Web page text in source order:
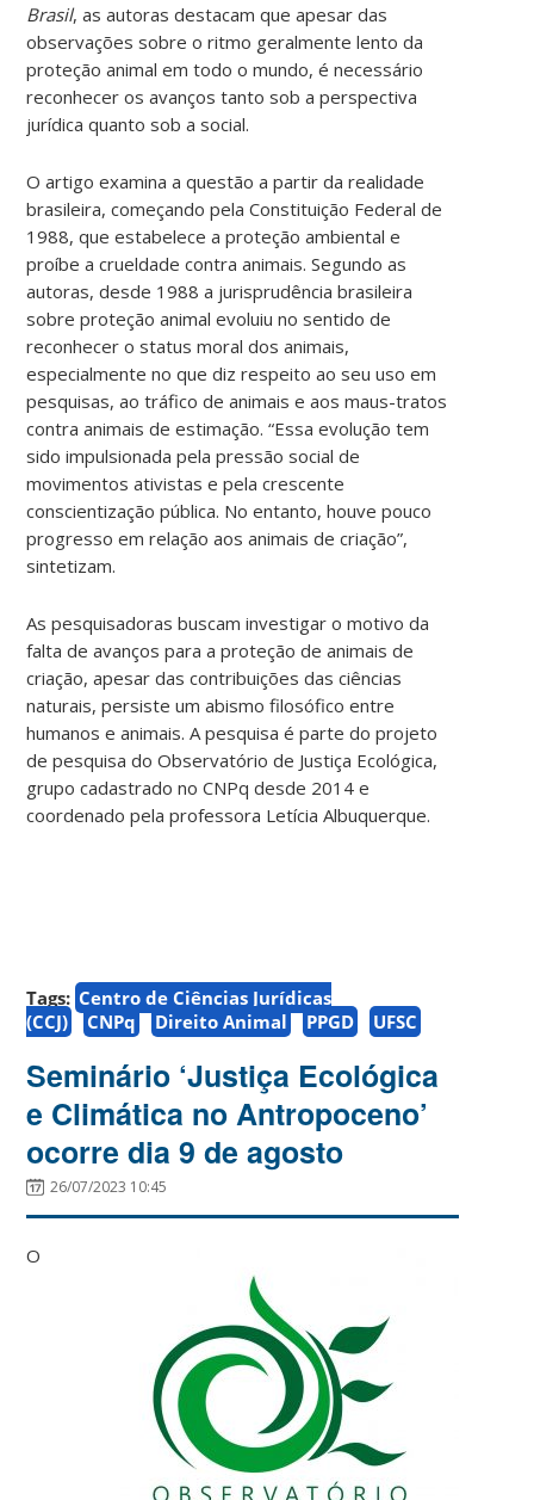
Brasil, as autoras destacam que apesar das
observações sobre o ritmo geralmente lento da
proteção animal em todo o mundo, é necessário
reconhecer os avanços tanto sob a perspectiva
jurídica quanto sob a social.
O artigo examina a questão a partir da realidade
brasileira, começando pela Constituição Federal de
1988, que estabelece a proteção ambiental e
proíbe a crueldade contra animais. Segundo as
autoras, desde 1988 a jurisprudência brasileira
sobre proteção animal evoluiu no sentido de
reconhecer o status moral dos animais,
especialmente no que diz respeito ao seu uso em
pesquisas, ao tráfico de animais e aos maus-tratos
contra animais de estimação. “Essa evolução tem
sido impulsionada pela pressão social de
movimentos ativistas e pela crescente
conscientização pública. No entanto, houve pouco
progresso em relação aos animais de criação”,
sintetizam.
As pesquisadoras buscam investigar o motivo da
falta de avanços para a proteção de animais de
criação, apesar das contribuições das ciências
naturais, persiste um abismo filosófico entre
humanos e animais. A pesquisa é parte do projeto
de pesquisa do Observatório de Justiça Ecológica,
grupo cadastrado no CNPq desde 2014 e
coordenado pela professora Letícia Albuquerque.
Tags: Centro de Ciências Jurídicas
(CCJ)
CNPq Direito Animal PPGD UFSC
Seminário ‘Justiça Ecológica
e Climática no Antropoceno’
ocorre dia 9 de agosto
26/07/2023 10:45
O